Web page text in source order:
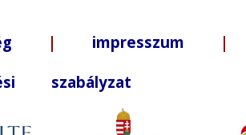
| impresszum |
szabályzat